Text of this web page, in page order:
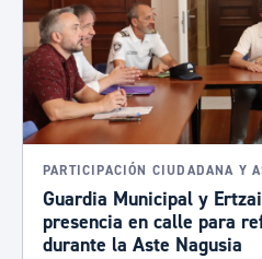
PARTICIPACIÓN CIUDADANA Y
Guardia Municipal y
presencia en calle para
durante la Aste Nagusia